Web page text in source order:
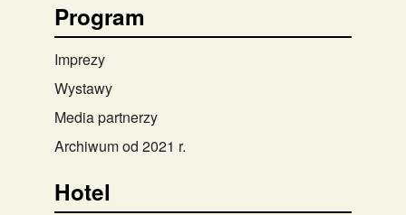
Program
Imprezy
Wystawy
Media partnerzy
Archiwum od 2021 r.
Hotel